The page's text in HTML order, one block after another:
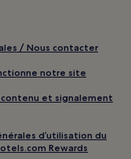
/ Nous contacter
notre site
et signalement
d’utilisation du
Rewards